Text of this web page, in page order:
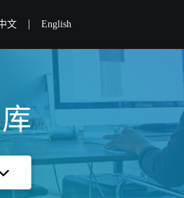
文 |English